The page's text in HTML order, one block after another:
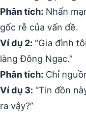
Phân tích: Nhấn
gốc rễ của vấn đề.
Ví dụ 2: “Gia đình
làng Đông Ngạc.”
Phân tích: Chỉ
Ví dụ 3: “Tin đồn
ra vậy?”